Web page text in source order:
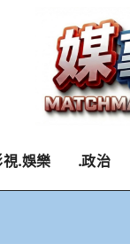
視.娛樂 .政治